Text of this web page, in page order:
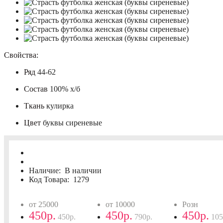
Свойства:
Ряд 44-62
Состав 100% х/б
Ткань кулирка
Цвет буквы сиреневые
Наличие: В наличии
Код Товара: 1279
от 25000
450р. 450р.
от 10000
450р. 790р.
Розн
450р.